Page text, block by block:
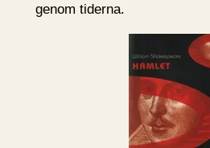
genom tiderna.